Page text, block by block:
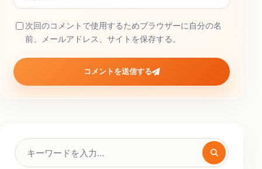
次回のコメントで使用するためブラウザーに自分の名
前、メールアドレス、サイトを保存する。
コメントを送信する
検
索